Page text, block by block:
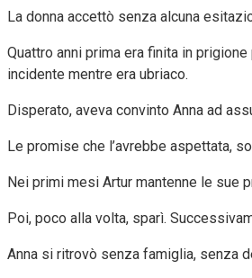
La donna accettò senza alcuna
Quattro anni prima era finita in
incidente mentre era ubriaco.
Disperato, aveva convinto Anna ad
Le promise che l’avrebbe aspettata,
Nei primi mesi Artur mantenne le sue
Poi, poco alla volta, sparì.
Anna si ritrovò senza famiglia, senza